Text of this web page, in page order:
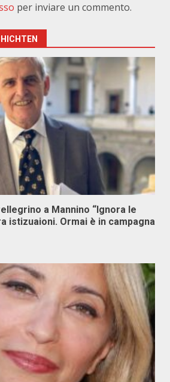
per inviare un commento.
a Mannino “Ignora le
istizuaioni. Ormai è in campagna